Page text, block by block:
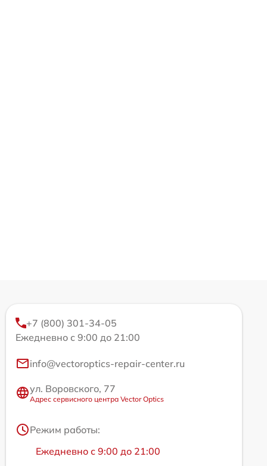
+7 (800) 301-34-05
Ежедневно с 9:00 до 21:00
info@vectoroptics-repair-center.ru
ул. Воровского, 77
Адрес сервисного центра Vector Optics
Режим работы:
Ежедневно с 9:00 до 21:00